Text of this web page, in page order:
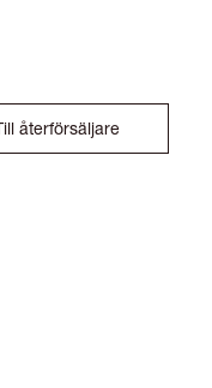
återförsäljare